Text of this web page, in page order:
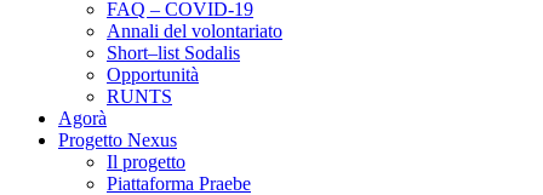
FAQ – COVID-19
Annali del volontariato
Short–list Sodalis
Opportunità
RUNTS
Agorà
Progetto Nexus
Il progetto
Piattaforma Praebe